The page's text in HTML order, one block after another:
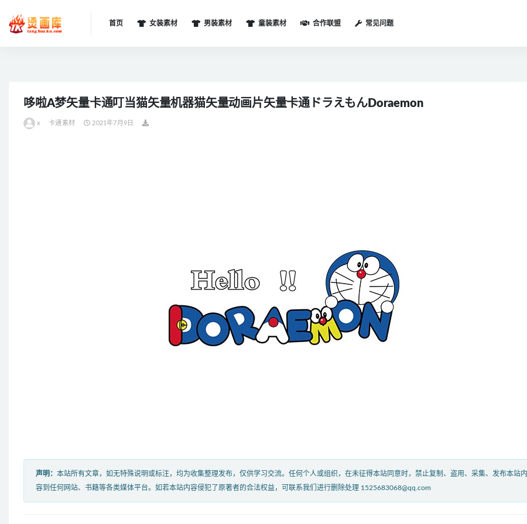
首页 女装素材 男装素材 童装素材 合作联盟 常见问题
哆啦A梦矢量卡通叮当猫矢量机器猫矢量动画片矢量卡通ドラえもんDoraemon
x 卡通素材 2021年7月9日
声明： 本站所有文章，如无特殊说明或标注，均为收集整理发布，仅供学习交流。任何个人或组织，在未征得本站同意时，禁止复制、盗用、采集、发布本站内
容到任何网站、书籍等各类媒体平台。如若本站内容侵犯了原著者的合法权益，可联系我们进行删除处理 1525683068@qq.com